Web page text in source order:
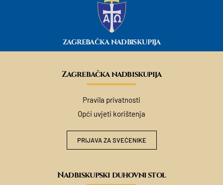
ZAGREBAČKA NADBISKUPIJA
Zagrebačka nadbiskupija
Pravila privatnosti
Opći uvjeti korištenja
PRIJAVA ZA SVEĆENIKE
Nadbiskupski duhovni stol